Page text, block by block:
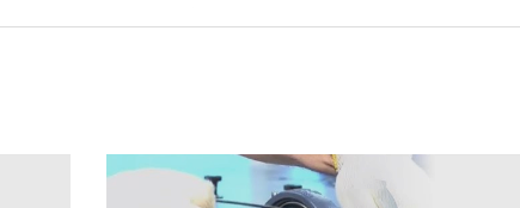
CHÍNH HÃNG
Anhphân phối đều được bảo hành chính hãng theo đúng tiêu chuẩn